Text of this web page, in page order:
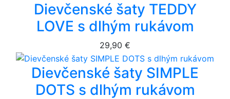
Dievčenské šaty TEDDY
LOVE s dlhým rukávom
29,90 €
Dievčenské šaty SIMPLE
DOTS s dlhým rukávom